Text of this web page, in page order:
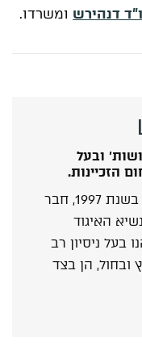
דנהירש ומשרדו.
ובעל
הזכיינות.
עו"ד אודי דנהירש סיים את לימודיו בשנת 1997, חבר
האיגוד
בעל ניסיון רב
ובחול, הן בצד